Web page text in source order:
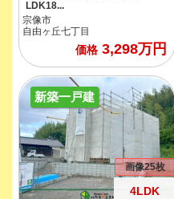
LDK18...
宗像市
自由ヶ丘七丁目
価格3,298万円
新築一戸建
4LDK
画像25枚